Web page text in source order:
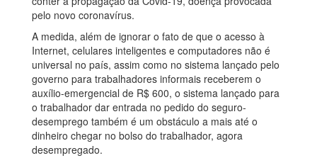
pelo novo coronavírus.
A medida, além de ignorar o fato de que o acesso à
Internet, celulares inteligentes e computadores não é
universal no país, assim como no sistema lançado pelo
governo para trabalhadores informais receberem o
auxílio-emergencial de R$ 600, o sistema lançado para
o trabalhador dar entrada no pedido do seguro-
desemprego também é um obstáculo a mais até o
dinheiro chegar no bolso do trabalhador, agora
desempregado.